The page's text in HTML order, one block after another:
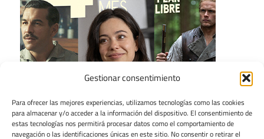
Gestionar consentimiento
Para ofrecer las mejores experiencias, utilizamos tecnologías como las cookies
para almacenar y/o acceder a la información del dispositivo. El consentimiento de
estas tecnologías nos permitirá procesar datos como el comportamiento de
navegación o las identificaciones únicas en este sitio. No consentir o retirar el